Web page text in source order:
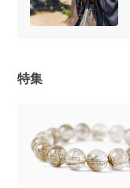
特集